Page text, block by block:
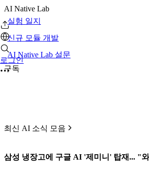
로그인
AI Native Lab
실험 일지
신규 모듈 개발
AI Native Lab 설문
구독
최신 AI 소식 모음
삼성 냉장고에 구글 AI '제미니' 탑재... "